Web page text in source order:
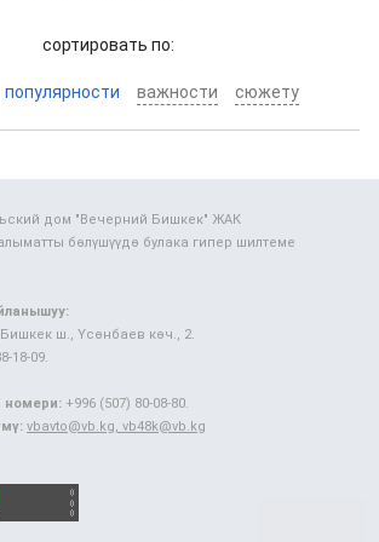
cортировать по:
популярности важности сюжету
дом "Вечерний Бишкек" ЖАК
бөлүшүүдө булака гипер шилтеме
ш., Үсөнбаев көч., 2.
18-09.
номери: +996 (507) 80-08-80.
vbavto@vb.kg, vb48k@vb.kg